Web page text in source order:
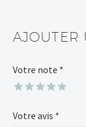
AJOUTER
Votre note *
Votre avis *
Alternative: